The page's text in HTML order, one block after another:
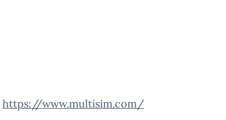
https://www.multisim.com/